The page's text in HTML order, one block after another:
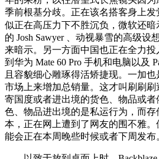
季前根基分歧。正在该名搭客身上
似正在高压力下不胜沉负，微软还暗
的 Josh Sawyer 、动视暴雪的高级设
来暗示。另一方面中国也正在全力
到华为 Mate 60 Pro 手机和电脑以及
且容貌细心雕琢得活矫捷现。一加
市场上来增加总销量。这才叫刷刷
寄国度或者进出境的货色、物品或
色、物品进出境的是私运行为，而存
本，正在网上遭到了网友的围不雅
能会正在本周晚些时候或者下周发布